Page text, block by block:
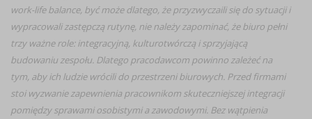
work-life balance, być może dlatego, że przyzwyczaili się do sytuacji i
wypracowali zastępczą rutynę, nie należy zapominać, że biuro pełni
trzy ważne role: integracyjną, kulturotwórczą i sprzyjającą
budowaniu zespołu. Dlatego pracodawcom powinno zależeć na
tym, aby ich ludzie wrócili do przestrzeni biurowych. Przed firmami
stoi wyzwanie zapewnienia pracownikom skuteczniejszej integracji
pomiędzy sprawami osobistymi a zawodowymi. Bez wątpienia